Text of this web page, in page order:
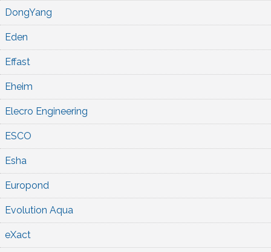
DongYang
Eden
Effast
Eheim
Elecro Engineering
ESCO
Esha
Europond
Evolution Aqua
eXact